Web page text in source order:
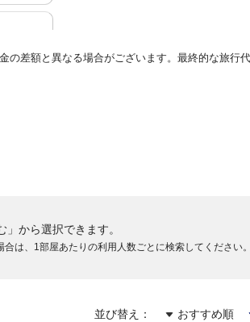
円
差額と異なる場合がございます。最終的な旅行
から選択できます。
は、1部屋あたりの利用人数ごとに検索してください。
並び替え： おすすめ順